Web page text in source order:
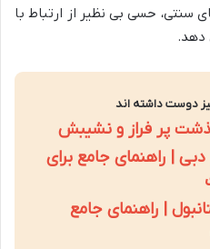
حسی بی نظیر از ارتباط با
دهد.
دوست داشته اند
پر فراز و نشیبش
| راهنمای جامع برای
| راهنمای جامع